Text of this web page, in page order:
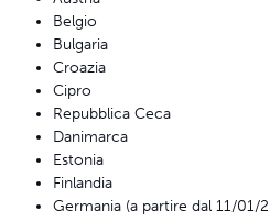
Belgio
Bulgaria
Croazia
Cipro
Repubblica Ceca
Danimarca
Estonia
Finlandia
Germania (a partire dal 11/01/